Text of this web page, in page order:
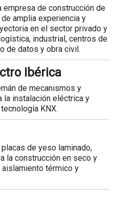
empresa de construcción de
de amplia experiencia y
en el sector privado y
industrial, centros de
de datos y obra civil.
Ibérica
de mecanismos y
la instalación eléctrica y
KNX.
de yeso laminado,
la construcción en seco y
térmico y